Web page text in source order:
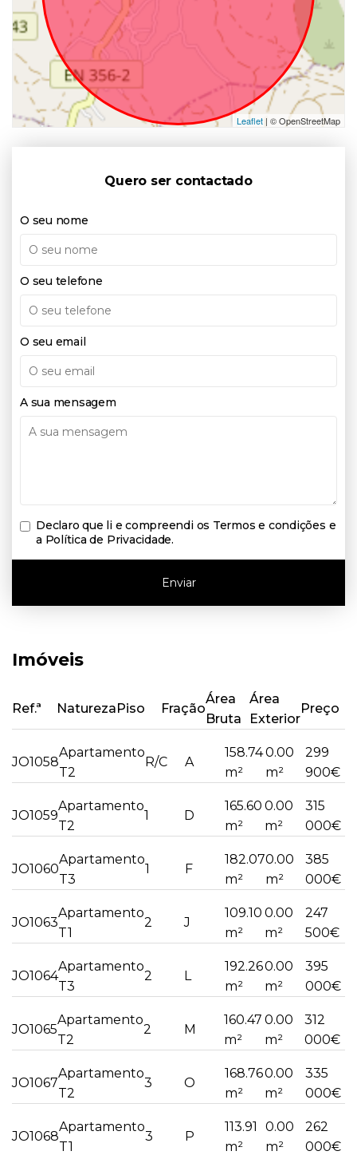
Leaflet | © OpenStreetMap
Quero ser contactado
O seu nome
O seu telefone
O seu email
A sua mensagem
Declaro que li e compreendi os Termos e condições e
a Política de Privacidade.
Enviar
Imóveis
Ref.ª Natureza Piso Fração
Área
Bruta
Área
Exterior
Preço
JO1058
Apartamento
T2
R/C A
158.74
m²
0.00
m²
299
900€
JO1059
Apartamento
T2
1 D
165.60
m²
0.00
m²
315
000€
JO1060
Apartamento
T3
1 F
182.07
m²
0.00
m²
385
000€
JO1063
Apartamento
T1
2 J
109.10
m²
0.00
m²
247
500€
JO1064
Apartamento
T3
2 L
192.26
m²
0.00
m²
395
000€
JO1065
Apartamento
T2
2 M
160.47
m²
0.00
m²
312
000€
JO1067
Apartamento
T2
3 O
168.76
m²
0.00
m²
335
000€
JO1068
Apartamento
T1
3 P
113.91
m²
0.00
m²
262
000€